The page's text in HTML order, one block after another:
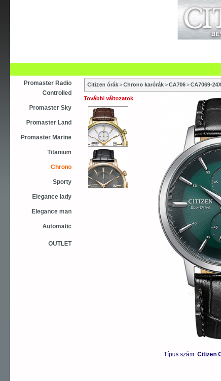
Promaster Radio
Controlled
Promaster Sky
Promaster Land
Promaster Marine
Titanium
Chrono
Sporty
Elegance lady
Elegance man
Automatic
OUTLET
Citizen órák>Chrono karórák>CA706>CA7069-24X
További változatok
Típus szám: Citizen